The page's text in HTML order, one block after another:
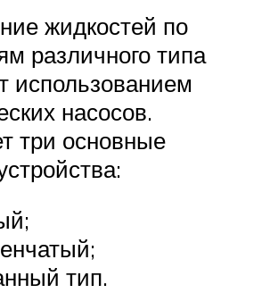
жидкостей по
различного типа
использованием
насосов.
три основные
тип.